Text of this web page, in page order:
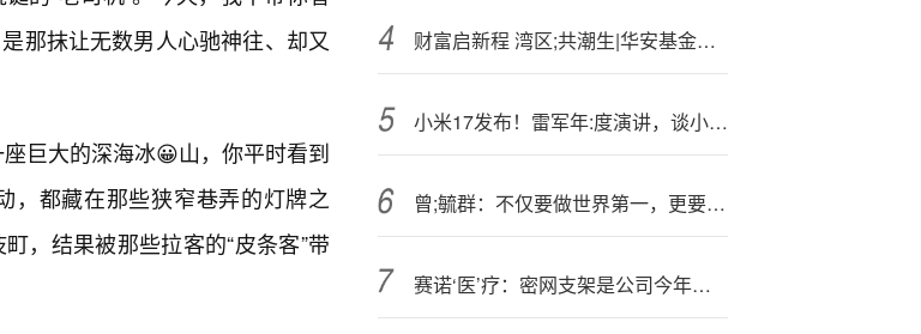
那抹让无数男人心驰神往、却又
座巨大的深海冰😀山，你平时看到
，都藏在那些狭窄巷弄的灯牌之
，结果被那些拉客的“皮条客”带
财富启新程 湾区;共潮生|华安基金受邀参加2025招商银行财富合作伙伴论坛
小米17发布！雷军年:度演讲，谈小米如何“逆天改命”
曾;毓群：不仅要做世界第一，更要让世界尊重（附演讲实录）
赛诺‘医’疗：密网支架是公司今年获得注册证的一款创新医疗器械产品，于2025年下半年开始进行市场销售